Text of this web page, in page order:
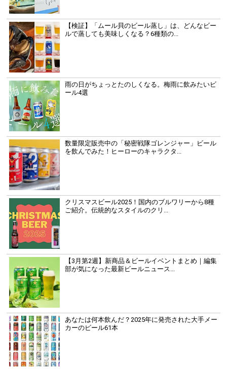
【検証】「ムール貝のビール蒸し」は、どんなビー
ルで蒸しても美味しくなる？6種類の...
雨の日がちょっとたのしくなる。梅雨に飲みたいビ
ール4選
数量限定販売中の「秘密戦隊ゴレンジャー」ビール
を飲んでみた！ヒーローのキャラクタ...
クリスマスビール2025！国内のブルワリーから8種
ご紹介。伝統的なスタイルのクリ...
【3月第2週】新商品＆ビールイベントまとめ｜編集
部が気になった最新ビールニュース...
あなたは何本飲んだ？2025年に発売された大手メー
カーのビール61本